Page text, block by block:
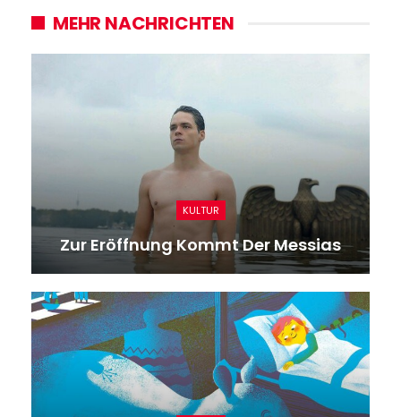
MEHR NACHRICHTEN
KULTUR
Zur Eröffnung Kommt Der Messias